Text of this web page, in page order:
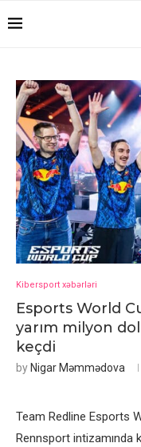
Kibersport xəbərləri
Esports World
yarım milyon
keçdi
by Nigar Məmmədova
Team Redline Esports
Rennsport intizamında